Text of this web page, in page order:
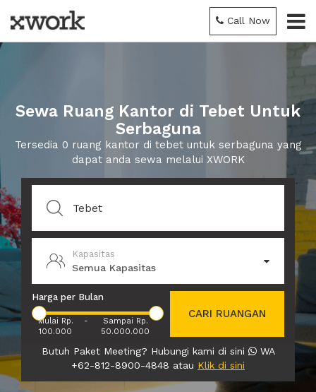
Call Now
Sewa Ruang Kantor di Tebet Untuk
Serbaguna
Tersedia 0 ruang kantor di tebet untuk serbaguna yang
dapat anda sewa melalui XWORK
Kapasitas
Semua Kapasitas
Harga per Bulan
Mulai Rp.
100.000
-
Sampai Rp.
50.000.000
CARI RUANGAN
Butuh Paket Meeting? Hubungi kami di sini
WA
+62-812-8900-4848 atau Klik di sini